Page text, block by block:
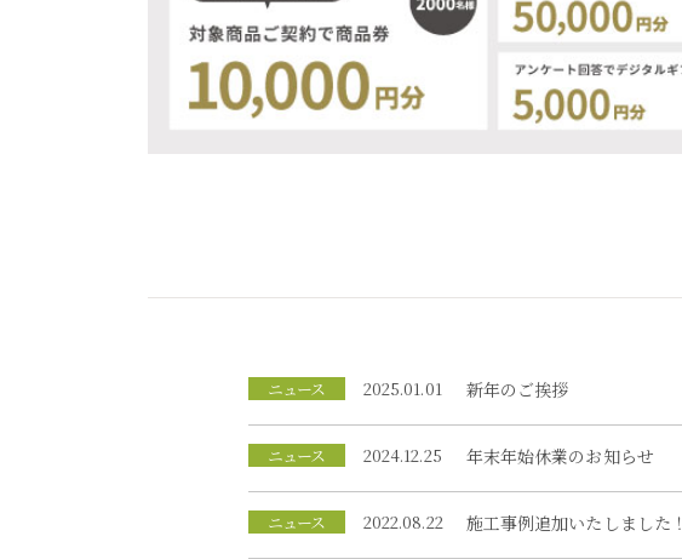
ニュース 2025.01.01 新年のご挨拶
ニュース 2024.12.25 年末年始休業のお知らせ
ニュース 2022.08.22 施工事例追加いたしました！